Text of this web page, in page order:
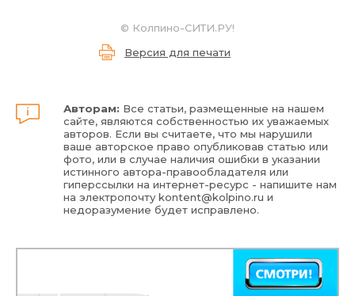
© Колпино-СИТИ.РУ!
Версия для печати
Авторам: Все статьи, размещенные на нашем
сайте, являются собственностью их уважаемых
авторов. Если вы считаете, что мы нарушили
ваше авторское право опубликовав статью или
фото, или в случае наличия ошибки в указании
истинного автора-правообладателя или
гиперссылки на интернет-ресурс - напишите нам
на электропочтуkontent@kolpino.ru и
недоразумение будет исправлено.